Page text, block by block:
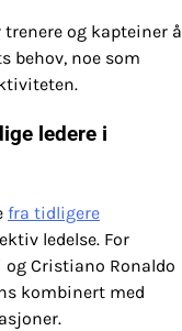
og kapteiner å
behov, noe som
ledere i
fra tidligere
ledelse. For
og Cristiano Ronaldo
kombinert med